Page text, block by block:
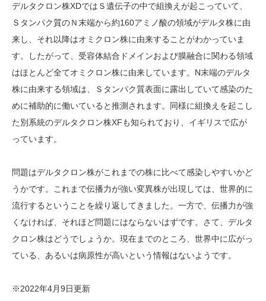
デルタクロン株XDではＳ遺伝子の中で組換えが起こっていて、
Ｓタンパク質のＮ末端から約160アミノ酸の領域がデルタ株に由
来し、それ以降はオミクロン株に由来することがわかっていま
す。したがって、受容体結合ドメインおよび膜融合に関わる領域
はほとんど全てオミクロン株に由来しています。N末端のデルタ
株に由来する領域は、Ｓタンパク質表面に露出していて感染のた
めに補助的に働いていると推測されます。同様に組換えを起こし
た別系統のデルタクロン株XFも知られており、イギリスで広が
っています。
問題はデルタクロン株がこれまでの株に比べて感染しやすいかど
うかです。これまで伝播力が強い変異株が出現しては、世界的に
流行するということを繰り返してきました。一方で、伝播力が強
くなければ、それほど問題にはならないはずです。さて、デルタ
クロン株はどうでしょうか。現在までのところ、世界中に広がっ
ている、あるいは病原性が高いという情報はないようです。
※2022年4月9日更新